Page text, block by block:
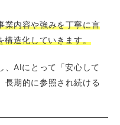
業内容や強みを丁寧に言
構造化していきます。
、AIにとって「安心して
長期的に参照され続ける